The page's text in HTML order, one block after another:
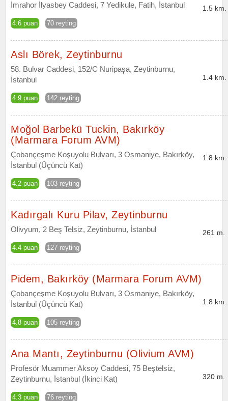
İmrahor İlyasbey Caddesi, 7 Yedikule, Fatih, İstanbul
4.6 puan 70 reyting
1.5 km.
Aslı Börek, Zeytinburnu
58. Bulvar Caddesi, 152/C Nuripaşa, Zeytinburnu,
İstanbul
4.9 puan 142 reyting
1.4 km.
Moğol Barbekü Tuckin, Bakırköy
(Marmara Forum AVM)
Çobançeşme Koşuyolu Bulvarı, 3 Osmaniye, Bakırköy,
İstanbul (Üçüncü Kat)
4.2 puan 103 reyting
1.8 km.
Kadırgalı Kuru Pilav, Zeytinburnu
Olivyum, 2 Beş Telsiz, Zeytinburnu, İstanbul
4.4 puan 127 reyting
261 m.
Pidem, Bakırköy (Marmara Forum AVM)
Çobançeşme Koşuyolu Bulvarı, 3 Osmaniye, Bakırköy,
İstanbul (Üçüncü Kat)
4.8 puan 105 reyting
1.8 km.
Ana Mantı, Zeytinburnu (Olivium AVM)
Profesör Muammer Aksoy Caddesi, 75 Beştelsiz,
Zeytinburnu, İstanbul (İkinci Kat)
4.3 puan 76 reyting
320 m.